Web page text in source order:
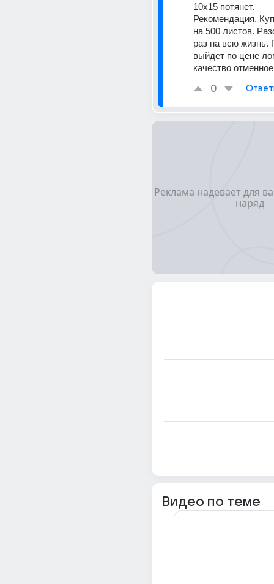
10х15 потянет.
Рекомендация.
на 500 листов.
раз на всю жизнь.
выйдет по цене
качество
0
Видео по теме